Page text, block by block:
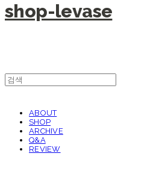
shop-levase
ABOUT
SHOP
ARCHIVE
Q&A
REVIEW